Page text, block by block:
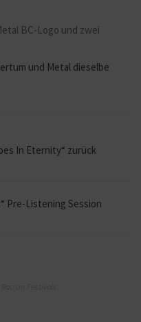
und Metal dieselbe
In Eternity“ zurück
Pre-Listening Session